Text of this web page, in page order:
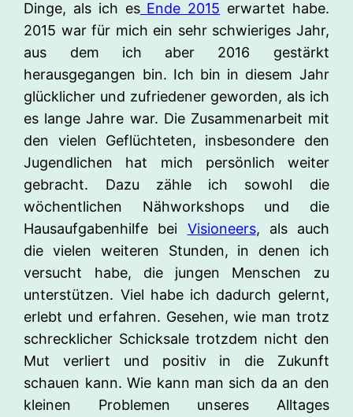
Dinge, als ich esEnde 2015 erwartet habe.
2015 war für mich ein sehr schwieriges Jahr,
aus dem ich aber 2016 gestärkt
herausgegangen bin. Ich bin in diesem Jahr
glücklicher und zufriedener geworden, als ich
es lange Jahre war. Die Zusammenarbeit mit
den vielen Geflüchteten, insbesondere den
Jugendlichen hat mich persönlich weiter
gebracht. Dazu zähle ich sowohl die
wöchentlichen Nähworkshops und die
Hausaufgabenhilfe bei Visioneers, als auch
die vielen weiteren Stunden, in denen ich
versucht habe, die jungen Menschen zu
unterstützen. Viel habe ich dadurch gelernt,
erlebt und erfahren. Gesehen, wie man trotz
schrecklicher Schicksale trotzdem nicht den
Mut verliert und positiv in die Zukunft
schauen kann. Wie kann man sich da an den
kleinen Problemen unseres Alltages